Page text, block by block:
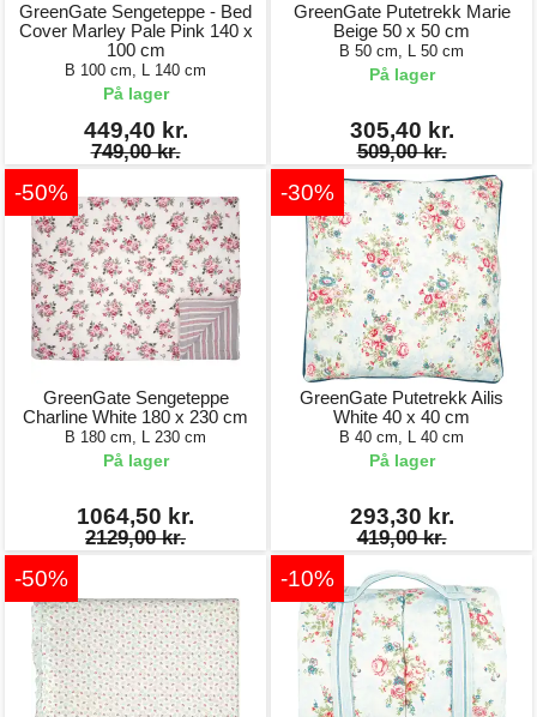
GreenGate Sengeteppe - Bed
Cover Marley Pale Pink 140 x
100 cm
B 100 cm, L 140 cm
På lager
449,40 kr.
749,00 kr.
GreenGate Putetrekk Marie
Beige 50 x 50 cm
B 50 cm, L 50 cm
På lager
305,40 kr.
509,00 kr.
-50%
GreenGate Sengeteppe
Charline White 180 x 230 cm
B 180 cm, L 230 cm
På lager
1064,50 kr.
2129,00 kr.
-30%
GreenGate Putetrekk Ailis
White 40 x 40 cm
B 40 cm, L 40 cm
På lager
293,30 kr.
419,00 kr.
-50% -10%